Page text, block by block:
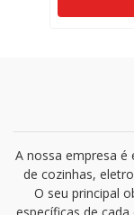
A nossa empresa é
de cozinhas,
O seu principal